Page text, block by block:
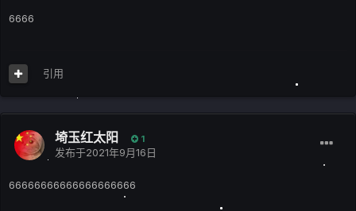
6666
引用
埼玉红太阳 1
发布于2021年9月16日
66666666666666666666